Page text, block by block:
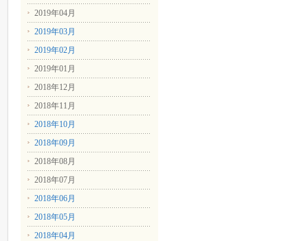
2019年04月
2019年03月
2019年02月
2019年01月
2018年12月
2018年11月
2018年10月
2018年09月
2018年08月
2018年07月
2018年06月
2018年05月
2018年04月